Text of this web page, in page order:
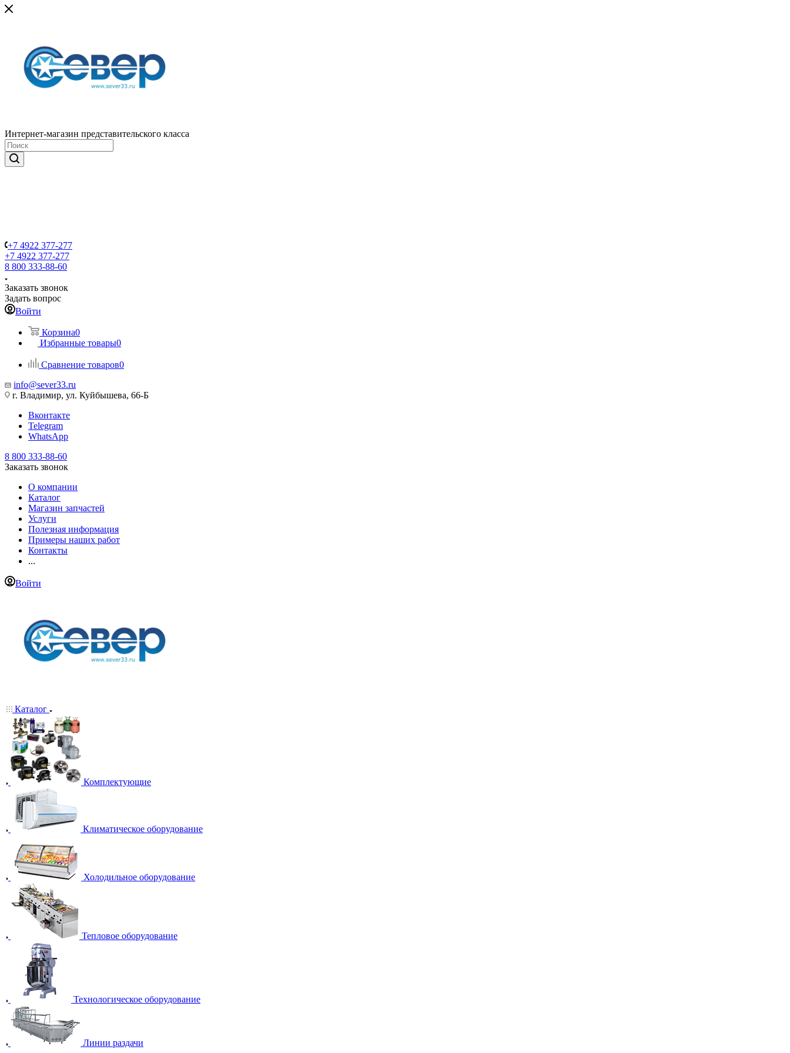
Интернет-магазин представительского класса
+7 4922 377-277
+7 4922 377-277
8 800 333-88-60
Заказать звонок
Задать вопрос
Войти
Корзина0
Избранные товары0
Сравнение товаров0
info@sever33.ru
г. Владимир, ул. Куйбышева, 66-Б
Вконтакте
Telegram
WhatsApp
8 800 333-88-60
Заказать звонок
О компании
Каталог
Магазин запчастей
Услуги
Полезная информация
Примеры наших работ
Контакты
...
Войти
Каталог
Комплектующие
Климатическое оборудование
Холодильное оборудование
Тепловое оборудование
Технологическое оборудование
Линии раздачи